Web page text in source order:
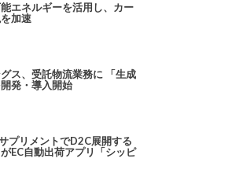
エネルギーを活用し、カー
加速
ス、受託物流業務に 「生成
発・導入開始
プリメントでD2C展開する
EC自動出荷アプリ「シッピ